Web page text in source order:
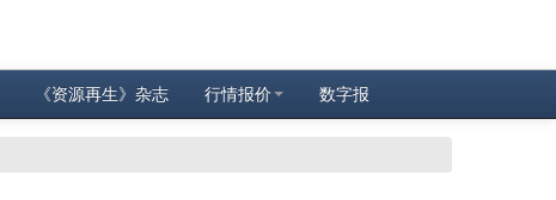
《资源再生》杂志 行情报价 数字报